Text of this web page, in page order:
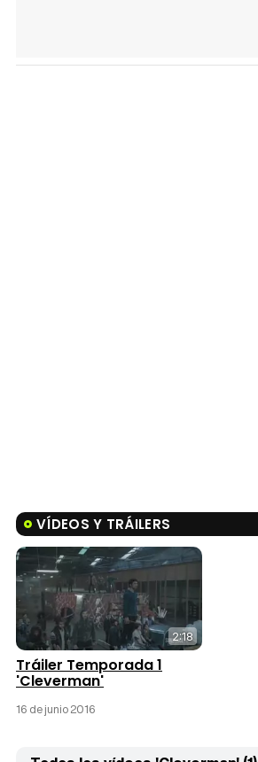
VÍDEOS Y TRÁILERS
2:18
Tráiler Temporada 1
'Cleverman'
16 de junio 2016